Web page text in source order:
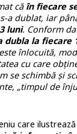
căîn fiecare
a dublat, iar
luni. Conform
dubla la fiecare
înlocuită,
cu care
se schimbă și
„timpul de
care